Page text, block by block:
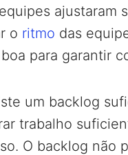
ajustaram
o ritmo das
para garantir
um backlog
trabalho
O backlog não